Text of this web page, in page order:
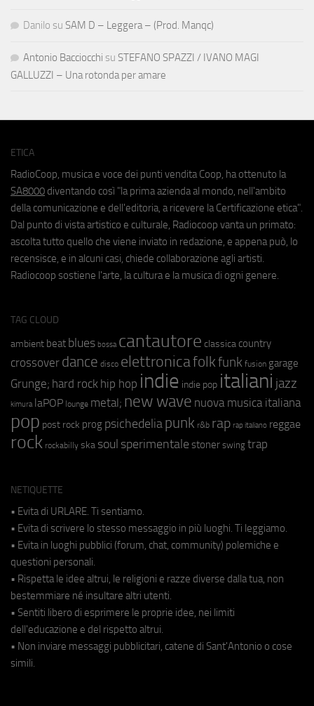
Danilo su SAM D – Leggera – (Prod. Manqc)
Antonio Bacciocchi su STEFANO SPAZZI / IVANO MAGI
GALLUZZI – Una rotonda per amare
ETICA
RadioCoop, musica e voce dei punti vendita Coop, ha ottenuto la
SA8000 diventando così "la prima azienda al mondo, nell'ambito
della comunicazione e dell'editoria, a ricevere la Certificazione etica".
Dal punto di vista artistico e culturale, Radiocoop vanta un primato:
ascolta tutto quello che viene inviato in redazione, e appena può, lo
recensisce, e in alcuni casi, chiede collaborazione agli artisti.
Radiocoop sostiene l'arte, la cultura e la musica di ogni genere.
TAG CLOUD
ambient beat blues bossa cantautore classica country
crossover dance disco elettronicafolkfunk fusion garage
Grunge; hard rock hip hop indie indie pop italiani jazz
kimura laPOP lounge metal; new wave nuova musica italiana
pop post rock prog psichedeliapunk r&b rap rap italiano reggae
rock rockabilly ska soul sperimentale stoner swing trap
NETIQUETTE
• Evita di URLARE. Ti sentiamo.
• Evita di scrivere lo stesso messaggio in più luoghi. Ti leggiamo.
• Evita in luoghi pubblici (forum, chat, community) polemiche e
questioni personali.
• Rispetta le idee altrui, le religioni e razze diverse dalla tua, non
bestemmiare né insultare altri utenti.
• Sentiti libero di esprimere le proprie idee, nei limiti
dell'educazione e del rispetto altrui.
• Non inviare messaggi pubblicitari, catene di Sant'Antonio o cose
simili.